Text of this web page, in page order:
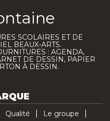
SCOLAIRES ET DE
BEAUX-ARTS.
: AGENDA,
DE DESSIN, PAPIER
À DESSIN.
Qualité
Le groupe